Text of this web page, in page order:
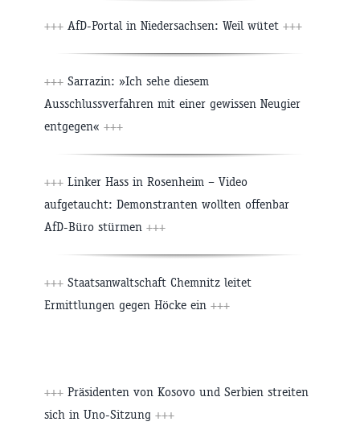
+++ AfD-Portal in Niedersachsen: Weil wütet +++
+++ Sarrazin: »Ich sehe diesem
Ausschlussverfahren mit einer gewissen Neugier
entgegen« +++
+++ Linker Hass in Rosenheim – Video
aufgetaucht: Demonstranten wollten offenbar
AfD-Büro stürmen +++
+++ Staatsanwaltschaft Chemnitz leitet
Ermittlungen gegen Höcke ein +++
+++ Präsidenten von Kosovo und Serbien streiten
sich in Uno-Sitzung +++